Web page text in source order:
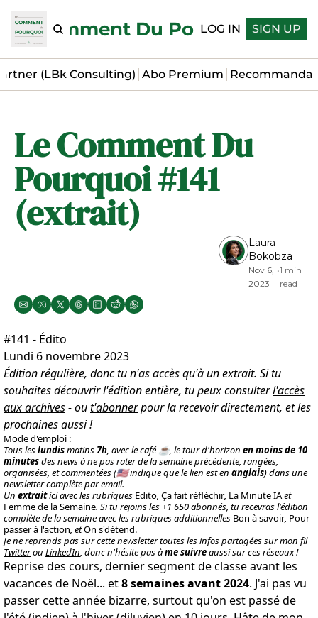
Le Comment Du Pourquoi
LOG IN SIGN UP
(LBk Consulting) Abo Premium
Le Comment Du
Pourquoi #141
(extrait)
Laura
Bokobza
Nov 6,
2023
•1 min
read
#141 - Édito
Lundi 6 novembre 2023
Édition régulière, donc tu n'as accès qu'à un extrait. Si tu
souhaites découvrir l'édition entière, tu peux consulterl'accès
aux archives- out'abonnerpour la recevoir directement, et les
prochaines aussi !
Mode d'emploi :
Tous leslundismatins7h, avec le café ☕️, le tour d'horizon en moins de 10
minutesdes news à ne pas rater de la semaine précédente, rangées,
organisées, et commentées (🇺🇸 indique que le lien est en anglais) dans une
newsletter complète par email.
Un extraitici avec les rubriques Edito, Ça fait réfléchir, La Minute IAet
Femme de la Semaine. Si tu rejoins les +1 650 abonnés, tu recevras l'édition
complète de la semaine avec les rubriques additionnelles Bon à savoir, Pour
passer à l'action, etOn s'détend.
Je ne reprends pas sur cette newsletter toutes les infos partagées sur mon fil
Twitterou LinkedIn, donc n'hésite pas àme suivreaussi sur ces réseaux !
Reprise des cours, dernier segment de classe avant les
vacances de Noël... et8 semaines avant 2024. J'ai pas vu
passer cette année bizarre, surtout qu'on est passé de